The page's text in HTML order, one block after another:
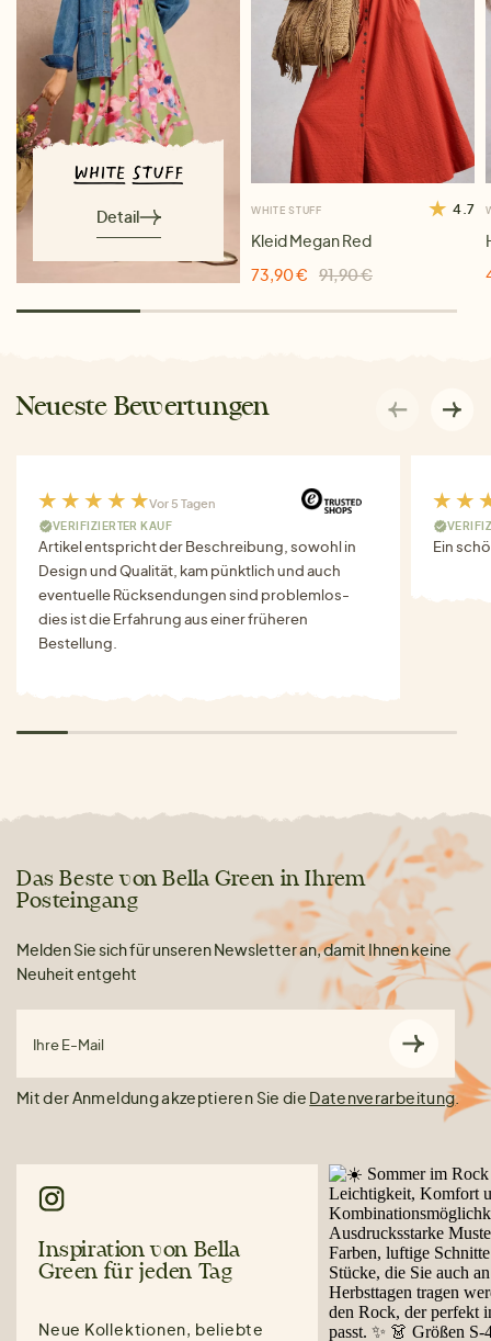
Detail WHITE STUFF 4.7
Kleid Megan Red
73,90 €
91,90 €
Neueste Bewertungen
Vor 5 Tagen
VERIFIZIERTER KAUF
Artikel entspricht der Beschreibung, sowohl in
Design und Qualität, kam pünktlich und auch
eventuelle Rücksendungen sind problemlos-
dies ist die Erfahrung aus einer früheren
Bestellung.
Ein
Das Beste von Bella Green in Ihrem
Posteingang
Melden Sie sich für unseren Newsletter an, damit Ihnen keine
Neuheit entgeht
Ihre E-Mail
Mit der Anmeldung akzeptieren Sie die Datenverarbeitung.
Inspiration von Bella
Green für jeden Tag
Neue Kollektionen, beliebte